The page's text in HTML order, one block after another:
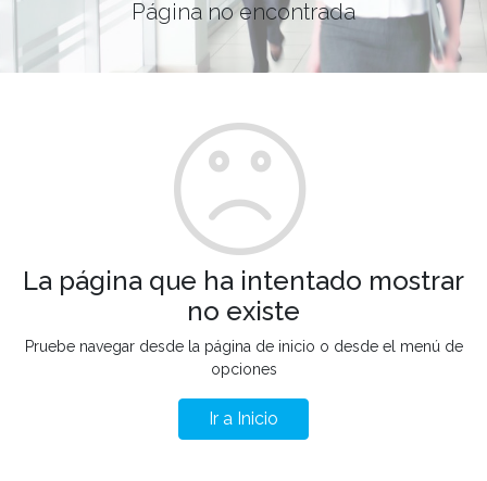
Página no encontrada
La página que ha intentado mostrar
no existe
Pruebe navegar desde la página de inicio o desde el menú de
opciones
Ir a Inicio